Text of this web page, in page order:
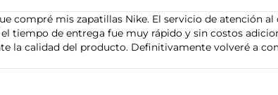
compré mis zapatillas Nike. El servicio de atención al
tiempo de entrega fue muy rápido y sin costos
la calidad del producto. Definitivamente volveré a